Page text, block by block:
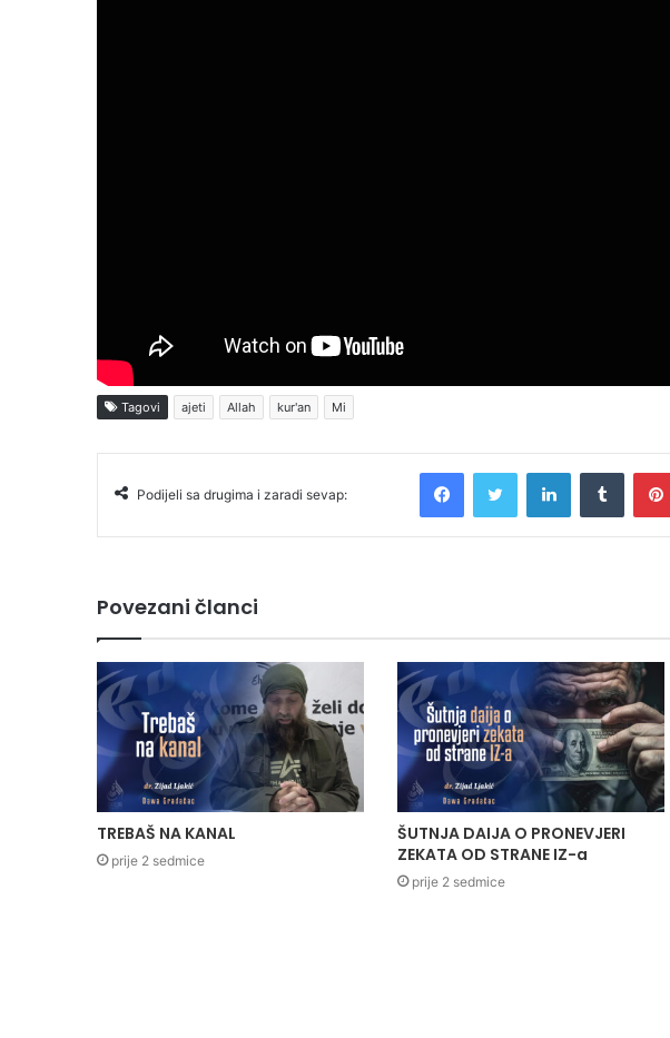
Tagovi ajeti Allah kur'an Mi
Podijeli sa drugima i zaradi sevap:
Povezani članci
TREBAŠ NA KANAL
prije 2 sedmice
ŠUTNJA DAIJA O PRONEVJERI
ZEKATA OD STRANE IZ-a
prije 2 sedmice